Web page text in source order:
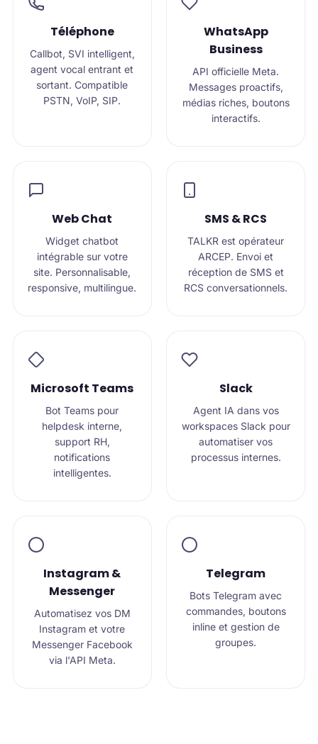
Téléphone
Callbot, SVI intelligent,
agent vocal entrant et
sortant. Compatible
PSTN, VoIP, SIP.
WhatsApp
Business
API officielle Meta.
Messages proactifs,
médias riches, boutons
interactifs.
Web Chat
Widget chatbot
intégrable sur votre
site. Personnalisable,
responsive, multilingue.
SMS & RCS
TALKR est opérateur
ARCEP. Envoi et
réception de SMS et
RCS conversationnels.
Microsoft Teams
Bot Teams pour
helpdesk interne,
support RH,
notifications
intelligentes.
Slack
Agent IA dans vos
workspaces Slack pour
automatiser vos
processus internes.
Instagram &
Messenger
Automatisez vos DM
Instagram et votre
Messenger Facebook
via l'API Meta.
Telegram
Bots Telegram avec
commandes, boutons
inline et gestion de
groupes.